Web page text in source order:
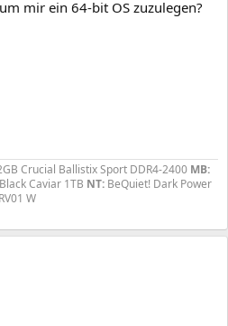
mir ein 64-bit OS zuzulegen?
Crucial Ballistix Sport DDR4-2400 MB:
Caviar 1TB NT:BeQuiet! Dark Power
W